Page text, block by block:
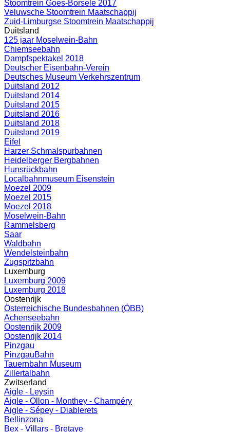
Stoomtrein Goes-Borsele 2017
Veluwsche Stoomtrein Maatschappij
Zuid-Limburgse Stoomtrein Maatschappij
Duitsland
125 jaar Moselwein-Bahn
Chiemseebahn
Dampfspektakel 2018
Deutscher Eisenbahn-Verein
Deutsches Museum Verkehrszentrum
Duitsland 2012
Duitsland 2014
Duitsland 2015
Duitsland 2016
Duitsland 2018
Duitsland 2019
Eifel
Harzer Schmalspurbahnen
Heidelberger Bergbahnen
Hunsrückbahn
Localbahnmuseum Eisenstein
Moezel 2009
Moezel 2015
Moezel 2018
Moselwein-Bahn
Rammelsberg
Saar
Waldbahn
Wendelsteinbahn
Zugspitzbahn
Luxemburg
Luxemburg 2009
Luxemburg 2018
Oostenrijk
Österreichische Bundesbahnen (ÖBB)
Achenseebahn
Oostenrijk 2009
Oostenrijk 2014
Pinzgau
PinzgauBahn
Tauernbahn Museum
Zillertalbahn
Zwitserland
Aigle - Leysin
Aigle - Ollon - Monthey - Champéry
Aigle - Sépey - Diablerets
Bellinzona
Bex - Villars - Bretaye